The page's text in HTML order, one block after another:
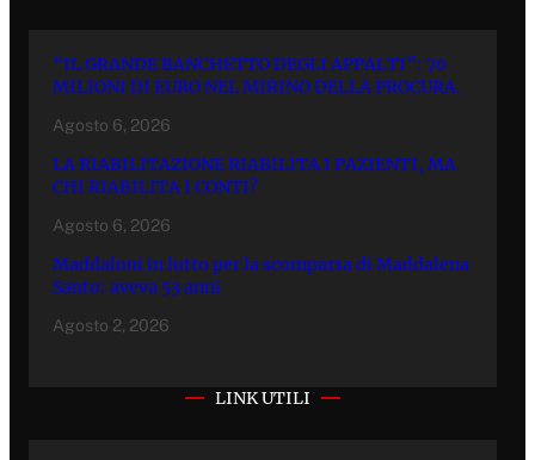
“IL GRANDE BANCHETTO DEGLI APPALTI”: 70
MILIONI DI EURO NEL MIRINO DELLA PROCURA.
Agosto 6, 2026
LA RIABILITAZIONE RIABILITA I PAZIENTI, MA
CHI RIABILITA I CONTI?
Agosto 6, 2026
Maddaloni in lutto per la scomparsa di Maddalena
Santo: aveva 53 anni
Agosto 2, 2026
LINK UTILI